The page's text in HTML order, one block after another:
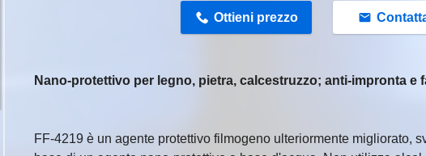
Ottieni prezzo
Nano-protettivo per legno, pietra, calcestruzzo; anti-impronta e
FF-4219 è un agente protettivo filmogeno ulteriormente migliorato,